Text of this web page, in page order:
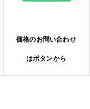
価格のお問い合わせ
はボタンから